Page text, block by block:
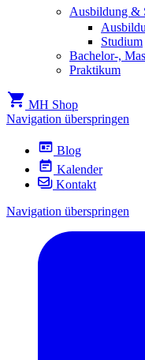
Ausbildung &
Studium
Bachelor-,
Praktikum
MH Shop
Navigation überspringen
Blog
Kalender
Kontakt
Navigation überspringen